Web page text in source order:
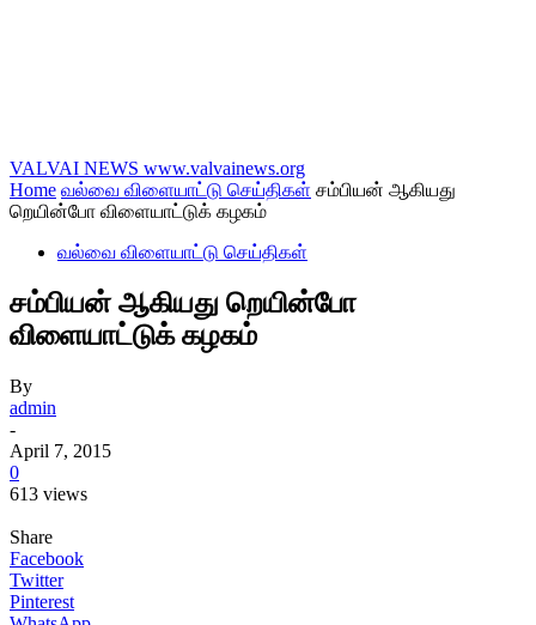
VALVAI NEWS www.valvainews.org
Home வல்வை விளையாட்டு செய்திகள் சம்பியன் ஆகியது
றெயின்போ விளையாட்டுக் கழகம்
வல்வை விளையாட்டு செய்திகள்
சம்பியன் ஆகியது றெயின்போ
விளையாட்டுக் கழகம்
By
admin
-
April 7, 2015
0
613 views
Share
Facebook
Twitter
Pinterest